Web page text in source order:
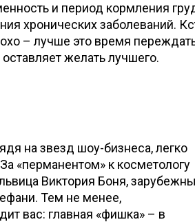
и период кормления
хронических заболеваний.
– лучше это время
желать лучшего.
на звезд шоу-бизнеса, легко
«перманентом» к косметологу
Виктория Боня,
Тем не менее,
вас: главная «фишка» – в